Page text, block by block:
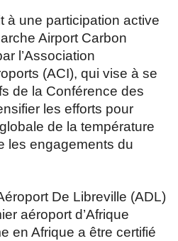
à une participation active
Airport Carbon
l’Association
(ACI), qui vise à se
de la Conférence des
les efforts pour
de la température
les engagements du
De Libreville (ADL)
aéroport d’Afrique
en Afrique a être certifié